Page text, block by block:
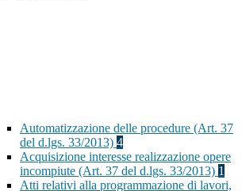
Automatizzazione delle procedure (Art. 37
del d.lgs. 33/2013) 4
Acquisizione interesse realizzazione opere
incompiute (Art. 37 del d.lgs. 33/2013) 1
Atti relativi alla programmazione di lavori,